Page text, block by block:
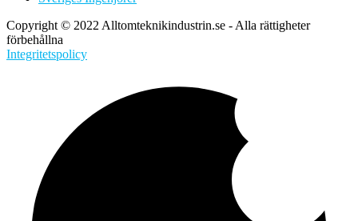
Copyright © 2022 Alltomteknikindustrin.se - Alla rättigheter
förbehållna
Integritetspolicy